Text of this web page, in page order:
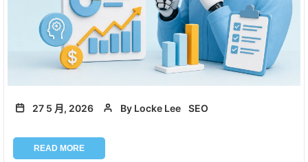
27 5 月, 2026 By Locke Lee SEO
READ MORE